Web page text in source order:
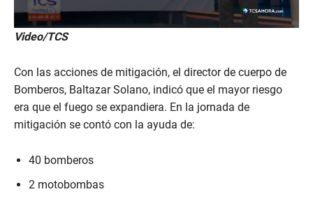
0
s
c
o
n
s
o
f
u
Video/TCS
Con las acciones de mitigación, el director de cuerpo de
Bomberos, Baltazar Solano, indicó que el mayor riesgo
era que el fuego se expandiera. En la jornada de
mitigación se contó con la ayuda de:
40 bomberos
2 motobombas